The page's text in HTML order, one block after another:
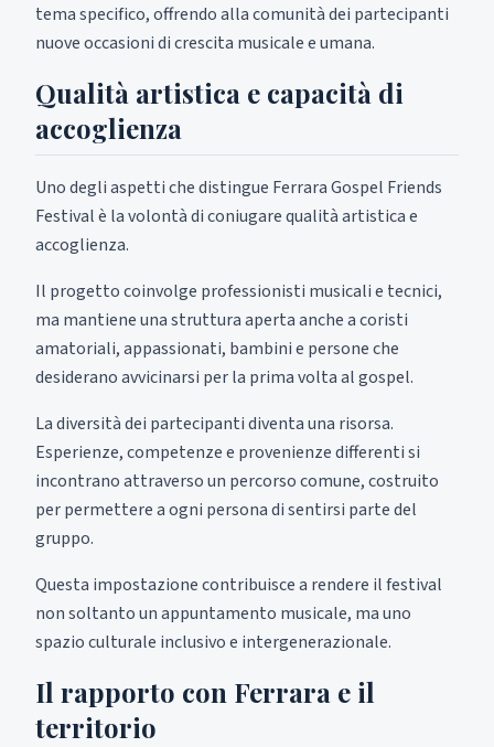
tema specifico, offrendo alla comunità dei partecipanti
nuove occasioni di crescita musicale e umana.
Qualità artistica e capacità di
accoglienza
Uno degli aspetti che distingue Ferrara Gospel Friends
Festival è la volontà di coniugare qualità artistica e
accoglienza.
Il progetto coinvolge professionisti musicali e tecnici,
ma mantiene una struttura aperta anche a coristi
amatoriali, appassionati, bambini e persone che
desiderano avvicinarsi per la prima volta al gospel.
La diversità dei partecipanti diventa una risorsa.
Esperienze, competenze e provenienze differenti si
incontrano attraverso un percorso comune, costruito
per permettere a ogni persona di sentirsi parte del
gruppo.
Questa impostazione contribuisce a rendere il festival
non soltanto un appuntamento musicale, ma uno
spazio culturale inclusivo e intergenerazionale.
Il rapporto con Ferrara e il
territorio